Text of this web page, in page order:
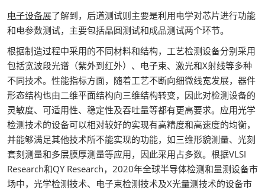
电子设备展了解到，后道测试则主要是利用电学对芯片进行功能
和电参数测试，主要包括晶圆测试和成品测试两个环节。
根据制造过程中采用的不同材料和结构，工艺检测设备分别采用
包括宽波段光谱（紫外到红外）、电子束、激光和X射线等多种
不同技术。性能指标方面，随着工艺不断向细微线宽发展，器件
形态结构也由二维平面结构向三维结构转变，因此对检测设备的
灵敏度、可适用性、稳定性及吞吐量等都有更高要求。应用光学
检测技术的设备可以相对较好的实现有高精度和高速度的均衡，
并能够满足其他技术所不能实现的功能，如三维形貌测量、光刻
套刻测量和多层膜厚测量等应用，因此采用占多数。根据VLSI
Research和QY Research，2020年全球半导体检测和量测设备市
场中，光学检测技术、电子束检测技术及X光量测技术的设备市